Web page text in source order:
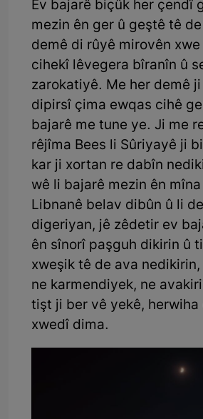
Ev bajarê biçûk her çendî
mezin ên ger û geştê tê
demê di rûyê mirovên
cihekî lêvegera bîranîn û
zarokatiyê. Me her demê
dipirsî çima ewqas cihê
bajarê me tune ye. Ji me
rêjîma Bees li Sûriyayê ji
kar ji xortan re dabîn
wê li bajarê mezin ên mîna
Libnanê belav dibûn û li
digeriyan, jê zêdetir ev
ên sînorî paşguh dikirin û
xweşik tê de ava
ne karmendiyek, ne
tişt ji ber vê yekê, herwiha
xwedî dima.